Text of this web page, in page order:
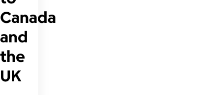
Canada
and
the
UK